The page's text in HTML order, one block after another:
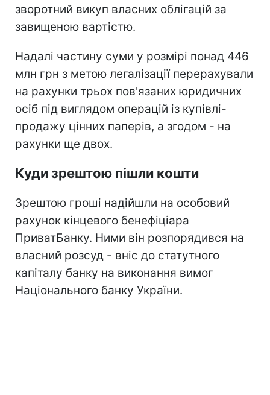
зворотний викуп власних облігацій за
завищеною вартістю.
Надалі частину суми у розмірі понад 446
млн грн з метою легалізації перерахували
на рахунки трьох пов'язаних юридичних
осіб під виглядом операцій із купівлі-
продажу цінних паперів, а згодом - на
рахунки ще двох.
Куди зрештою пішли кошти
Зрештою гроші надійшли на особовий
рахунок кінцевого бенефіціара
ПриватБанку. Ними він розпорядився на
власний розсуд - вніс до статутного
капіталу банку на виконання вимог
Національного банку України.